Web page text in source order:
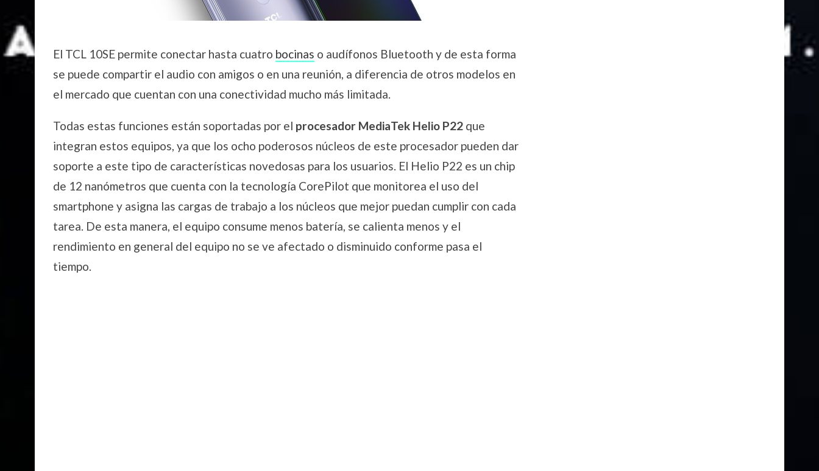
El TCL 10SE permite conectar hasta cuatro bocinas o audífonos Bluetooth y de esta forma
se puede compartir el audio con amigos o en una reunión, a diferencia de otros modelos en
el mercado que cuentan con una conectividad mucho más limitada.
Todas estas funciones están soportadas por el procesador MediaTek Helio P22 que
integran estos equipos, ya que los ocho poderosos núcleos de este procesador pueden dar
soporte a este tipo de características novedosas para los usuarios. El Helio P22 es un chip
de 12 nanómetros que cuenta con la tecnología CorePilot que monitorea el uso del
smartphone y asigna las cargas de trabajo a los núcleos que mejor puedan cumplir con cada
tarea. De esta manera, el equipo consume menos batería, se calienta menos y el
rendimiento en general del equipo no se ve afectado o disminuido conforme pasa el
tiempo.